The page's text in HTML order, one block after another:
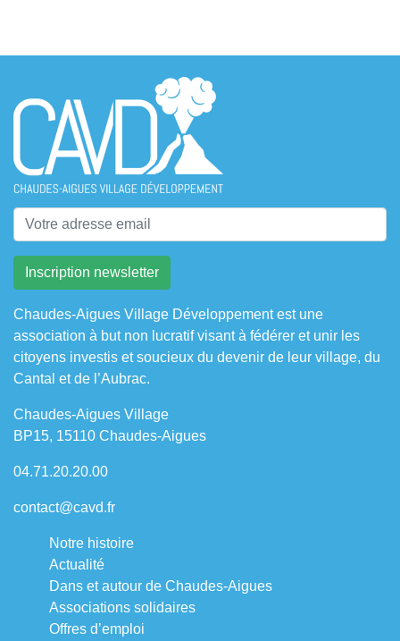
Chaudes-Aigues Village Développement est une
association à but non lucratif visant à fédérer et unir les
citoyens investis et soucieux du devenir de leur village, du
Cantal et de l’Aubrac.
Chaudes-Aigues Village
BP15, 15110 Chaudes-Aigues
04.71.20.20.00
contact@cavd.fr
Notre histoire
Actualité
Dans et autour de Chaudes-Aigues
Associations solidaires
Offres d’emploi